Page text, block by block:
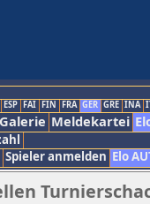
ESP FAI FIN FRA GER GRE INA
Meldekartei
Spieler anmelden Elo